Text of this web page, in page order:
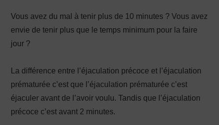
Vous avez du mal à tenir plus de 10 minutes ? Vous avez
envie de tenir plus que le temps minimum pour la faire
jour ?
La différence entre l’éjaculation précoce et l’éjaculation
prématurée c’est que l’éjaculation prématurée c’est
éjaculer avant de l’avoir voulu. Tandis que l’éjaculation
précoce c’est avant 2 minutes.